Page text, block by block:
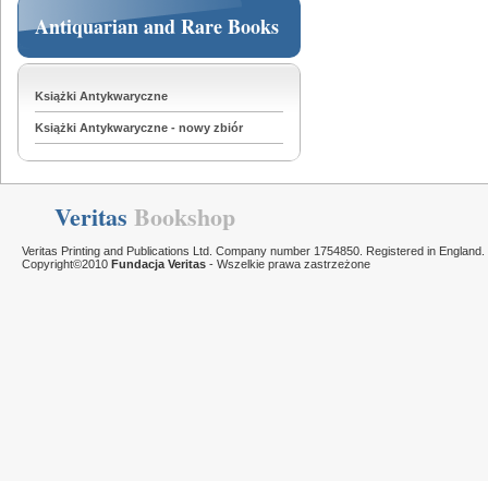
Antiquarian and Rare Books
Książki Antykwaryczne
Książki Antykwaryczne - nowy zbiór
Veritas Bookshop
Veritas Printing and Publications Ltd. Company number 1754850. Registered in England.
Copyright©2010 Fundacja Veritas - Wszelkie prawa zastrzeżone